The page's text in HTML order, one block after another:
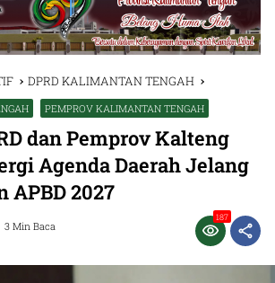
DPRD KALIMANTAN TENGAH
PEMPROV KALIMANTAN TENGAH
dan Pemprov Kalteng
Agenda Daerah Jelang
APBD 2027
3 Min Baca
187